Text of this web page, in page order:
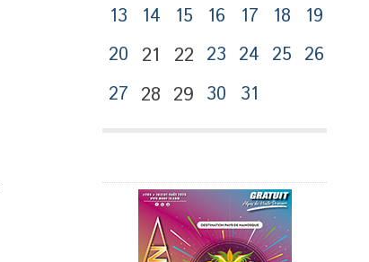
13
14 15 16 17 18
19
20 21 22 23 24 25 26
27 28 29 30 31